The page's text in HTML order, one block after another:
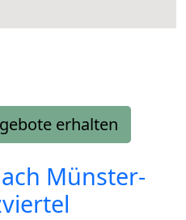
erhalten
Münster-